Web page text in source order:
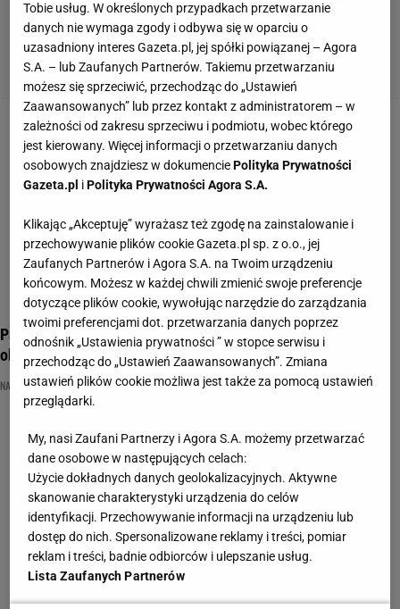
Pamiętasz PRL? W tym quizie motoryzacyjnym wynik 9/13 to
obowiązek!
NAJNOWSZE QUIZY DZISIAJ DODANE PRL QUIZ MOTORYZACYJNY
Tobie usług. W określonych przypadkach przetwarzanie
danych nie wymaga zgody i odbywa się w oparciu o
uzasadniony interes Gazeta.pl, jej spółki powiązanej – Agora
S.A. – lub Zaufanych Partnerów. Takiemu przetwarzaniu
możesz się sprzeciwić, przechodząc do „Ustawień
Zaawansowanych” lub przez kontakt z administratorem – w
zależności od zakresu sprzeciwu i podmiotu, wobec którego
jest kierowany. Więcej informacji o przetwarzaniu danych
osobowych znajdziesz w dokumencie Polityka Prywatności
Gazeta.pl i Polityka Prywatności Agora S.A.
Klikając „Akceptuję” wyrażasz też zgodę na zainstalowanie i
przechowywanie plików cookie Gazeta.pl sp. z o.o., jej
Zaufanych Partnerów i Agora S.A. na Twoim urządzeniu
końcowym. Możesz w każdej chwili zmienić swoje preferencje
dotyczące plików cookie, wywołując narzędzie do zarządzania
twoimi preferencjami dot. przetwarzania danych poprzez
odnośnik „Ustawienia prywatności ” w stopce serwisu i
przechodząc do „Ustawień Zaawansowanych”. Zmiana
ustawień plików cookie możliwa jest także za pomocą ustawień
przeglądarki.
My, nasi Zaufani Partnerzy i Agora S.A. możemy przetwarzać
dane osobowe w następujących celach:
Użycie dokładnych danych geolokalizacyjnych. Aktywne
skanowanie charakterystyki urządzenia do celów
identyfikacji. Przechowywanie informacji na urządzeniu lub
dostęp do nich. Spersonalizowane reklamy i treści, pomiar
reklam i treści, badnie odbiorców i ulepszanie usług.
Lista Zaufanych Partnerów